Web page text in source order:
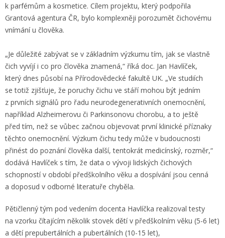
k parfémům a kosmetice. Cílem projektu, který podpořila
Grantová agentura ČR, bylo komplexněji porozumět čichovému
vnímání u člověka.
„Je důležité zabývat se v základním výzkumu tím, jak se vlastně
čich vyvíjí i co pro člověka znamená,“ říká doc. Jan Havlíček,
který dnes působí na Přírodovědecké fakultě UK. „Ve studiích
se totiž zjišťuje, že poruchy čichu ve stáří mohou být jedním
z prvních signálů pro řadu neurodegenerativních onemocnění,
například Alzheimerovu či Parkinsonovu chorobu, a to ještě
před tím, než se vůbec začnou objevovat první klinické příznaky
těchto onemocnění. Výzkum čichu tedy může v budoucnosti
přinést do poznání člověka další, tentokrát medicínský, rozměr,“
dodává Havlíček s tím, že data o vývoji lidských čichových
schopností v období předškolního věku a dospívání jsou cenná
a doposud v odborné literatuře chyběla.
Pětičlenný tým pod vedením docenta Havlíčka realizoval testy
na vzorku čítajícím několik stovek dětí v předškolním věku (5-6 let)
a dětí prepubertálních a pubertálních (10-15 let),